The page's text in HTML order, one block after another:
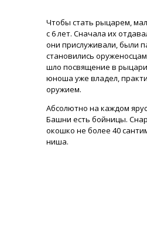
Чтобы стать рыцарем,
с 6 лет. Сначала их
они прислуживали, были
становились
шло посвящение в
юноша уже владел,
оружием.
Абсолютно на каждом
Башни есть бойницы.
окошко не более 40
ниша.